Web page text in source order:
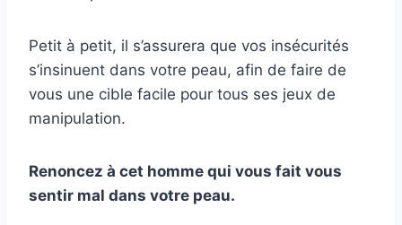
Petit à petit, il s’assurera que vos insécurités
s’insinuent dans votre peau, afin de faire de
vous une cible facile pour tous ses jeux de
manipulation.
Renoncez à cet homme qui vous fait vous
sentir mal dans votre peau.